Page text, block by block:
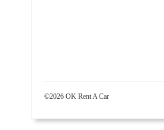
©2026 OK Rent A Car